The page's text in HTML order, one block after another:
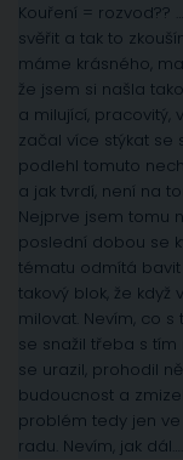
Kouření = rozvod??
svěřit a tak to
máme krásného,
že jsem si našla
a milující, pracovitý,
začal více stýkat se
podlehl tomuto
a jak tvrdí, není na
Nejprve jsem tomu
poslední dobou se
tématu odmítá
takový blok, že když
milovat. Nevím, co
se snažil třeba s
se urazil, prohodil
budoucnost a
problém tedy jen
radu. Nevím, jak dál….